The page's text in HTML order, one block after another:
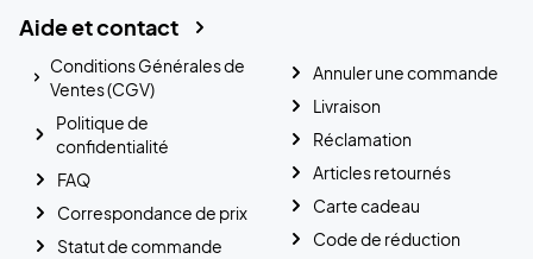
Aide et contact
Conditions Générales de
Ventes (CGV)
Politique de
confidentialité
FAQ
Correspondance de prix
Statut de commande
Annuler une commande
Livraison
Réclamation
Articles retournés
Carte cadeau
Code de réduction